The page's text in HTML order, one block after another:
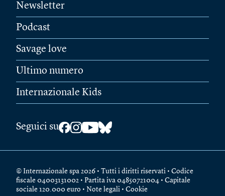
Newsletter
Podcast
Savage love
Ultimo numero
Internazionale Kids
Seguici su
© Internazionale spa 2026 • Tutti i diritti riservati • Codice
fiscale 04003131002 • Partita iva 04850721004 • Capitale
sociale 120.000 euro • Note legali • Cookie